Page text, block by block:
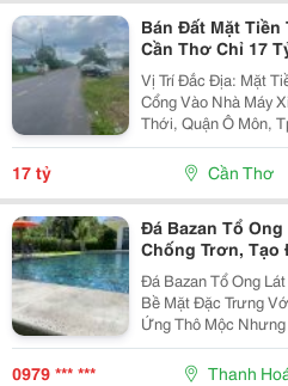
Bán Đất Mặt Tiền
Cần Thơ Chỉ 17
Vị Trí Đắc Địa: Mặt
Cổng Vào Nhà Máy
Thới, Quận Ô Môn,
3.830M&Sup2; (2
Pháp Lý: Sổ Hồng
17 tỷ Cần Thơ
Đá Bazan Tổ
Chống Trơn, Tạo
Đá Bazan Tổ Ong
Bề Mặt Đặc Trưng
Ứng Thô Mộc
Công Phù Hợp, Đá
Và Vẻ Đẹp Hài
0979 *** *** Thanh